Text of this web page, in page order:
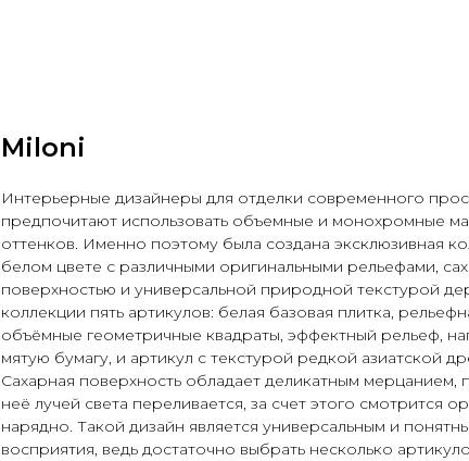
Miloni
Интерьерные дизайнеры для отделки современного
предпочитают использовать объемные и монохромные
оттенков. Именно поэтому была создана эксклюзивная
белом цвете с различными оригинальными рельефами,
поверхностью и универсальной природной текстурой
коллекции пять артикулов: белая базовая плитка,
объёмные геометричные квадраты, эффектный рельеф,
мятую бумагу, и артикул с текстурой редкой азиатской
Сахарная поверхность обладает деликатным мерцанием,
неё лучей света переливается, за счет этого смотрится
нарядно. Такой дизайн является универсальным и
восприятия, ведь достаточно выбрать несколько